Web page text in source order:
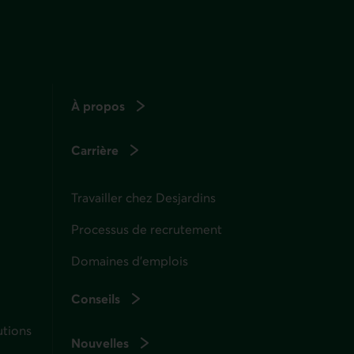
À propos
Carrière
Travailler chez Desjardins
Processus de recrutement
Domaines d’emplois
Conseils
Nouvelles